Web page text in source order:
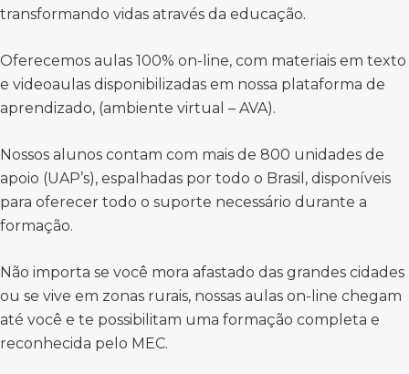
transformando vidas através da educação.
Oferecemos aulas 100% on-line, com materiais em texto
e videoaulas disponibilizadas em nossa plataforma de
aprendizado, (ambiente virtual – AVA).
Nossos alunos contam com mais de 800 unidades de
apoio (UAP’s), espalhadas por todo o Brasil, disponíveis
para oferecer todo o suporte necessário durante a
formação.
Não importa se você mora afastado das grandes cidades
ou se vive em zonas rurais, nossas aulas on-line chegam
até você e te possibilitam uma formação completa e
reconhecida pelo MEC.